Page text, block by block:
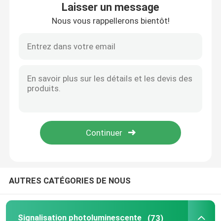
Contrôle de la qualité
Contact
Signalisation photoluminescente
Signe photoluminescent de sortie de sécurité
Laisser un message
Nous vous rappellerons bientôt!
AUTRES CATÉGORIES DE NOUS
Signalisation photoluminescente (73)